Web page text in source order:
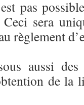
pas
sera
règlement
aussi
de la